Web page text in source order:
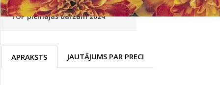
TOP piemājas dārzam 2024
APRAKSTS JAUTĀJUMS PAR PRECI